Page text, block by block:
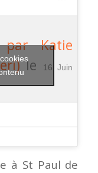
Katie
le 16 Juin
à St Paul de